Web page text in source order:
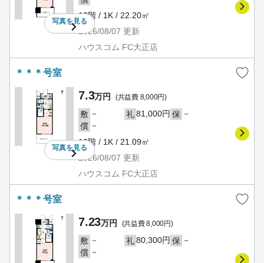
写真を見る
13階 / 1K / 22.20㎡
2026/08/07 更新
ハウスコム FC大正店
＊＊＊号室
写真を見る
7.3万円 (共益費 8,000円)
敷 － 礼81,000円 保 －
償 －
13階 / 1K / 21.09㎡
2026/08/07 更新
ハウスコム FC大正店
＊＊＊号室
7.23万円 (共益費 8,000円)
敷 － 礼80,300円 保 －
償 －